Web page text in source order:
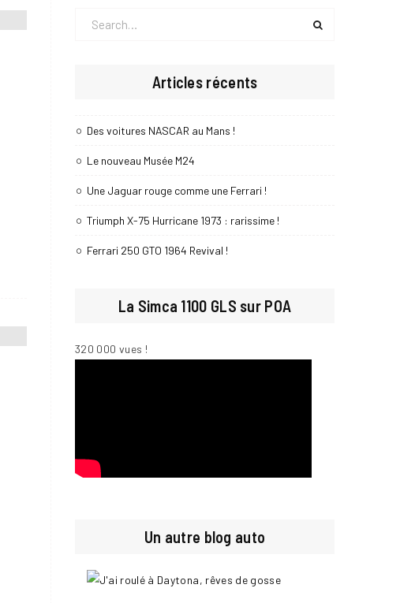
Articles récents
Des voitures NASCAR au Mans !
Le nouveau Musée M24
Une Jaguar rouge comme une Ferrari !
Triumph X-75 Hurricane 1973 : rarissime !
Ferrari 250 GTO 1964 Revival !
La Simca 1100 GLS sur POA
320 000 vues !
Un autre blog auto